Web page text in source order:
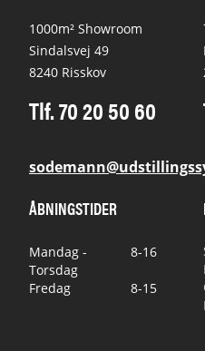
1000m² Showroom
Sindalsvej 49
8240 Risskov
Tlf. 70 20 50 60
ÅBNINGSTIDER
Mandag -
Torsdag
8-16
Fredag 8-15